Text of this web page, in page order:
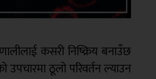
कसरी निष्क्रिय बनाउँछ
उपचारमा ठूलो परिवर्तन ल्याउन